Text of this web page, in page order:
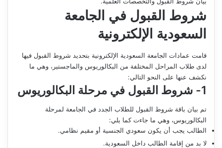
شروط القبول في الجامعة
السعودية الإلكترونية
قامت عمادات الجامعة السعودية الإلكترونية بتحديد شروط القبول فيها
لدى طلاب المراحل المختلفة من البكالوريوس والماجستير، وهي ما
نكشف عنها على النحو التالي:
1- شروط القبول في مرحلة البكالوريوس
تم بيان باقة شروط القبول للطلاب الجدد في الجامعة لمرحلة
البكالوريوس، وهي ما جاءت كما يلي:
الطالب يجب أن يكون سعودي الجنسية أو مقيم نظامي.
لا بد من إقامة الطالب داخل السعودية.